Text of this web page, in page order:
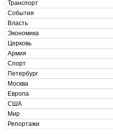
Транспорт
События
Власть
Экономика
Церковь
Армия
Спорт
Петербург
Москва
Европа
США
Мир
Репортажи